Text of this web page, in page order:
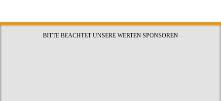
BITTE BEACHTET UNSERE WERTEN SPONSOREN